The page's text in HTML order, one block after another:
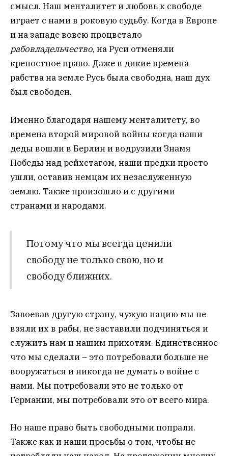
смысл. Наш менталитет и любовь к свободе
играет с нами в роковую судьбу. Когда в Европе
и на западе вовсю процветало
рабовладельчество, на Руси отменяли
крепостное право. Даже в дикие времена
рабства на земле Русь была свободна, наш дух
был свободен.
Именно благодаря нашему менталитету, во
времена второй мировой войны когда наши
деды вошли в Берлин и водрузили Знамя
Победы над рейхстагом, наши предки просто
ушли, оставив немцам их незаслуженную
землю. Также произошло и с другими
странами и народами.
Потому что мы всегда ценили
свободу не только свою, но и
свободу ближних.
Завоевав другую страну, чужую нацию мы не
взяли их в рабы, не заставили подчиняться и
служить нам и нашим прихотям. Единственное
что мы сделали – это потребовали больше не
вооружаться и никогда не думать о войне с
нами. Мы потребовали это не только от
Германии, мы потребовали это от всего мира.
Но наше право быть свободными попрали.
Также как и наши просьбы о том, чтобы не